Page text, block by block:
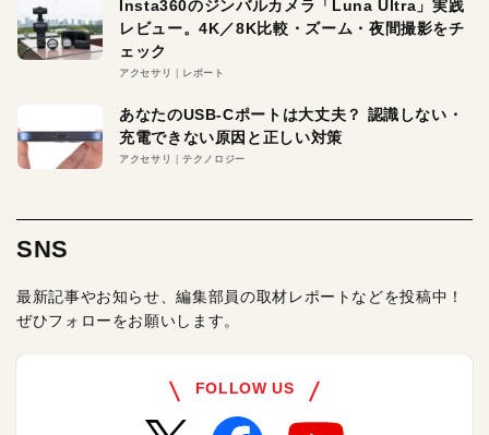
Insta360のジンバルカメラ「Luna Ultra」実践
レビュー。4K／8K比較・ズーム・夜間撮影をチ
ェック
アクセサリ レポート
あなたのUSB-Cポートは大丈夫？ 認識しない・
充電できない原因と正しい対策
アクセサリ テクノロジー
SNS
最新記事やお知らせ、編集部員の取材レポートなどを投稿中！
ぜひフォローをお願いします。
FOLLOW US